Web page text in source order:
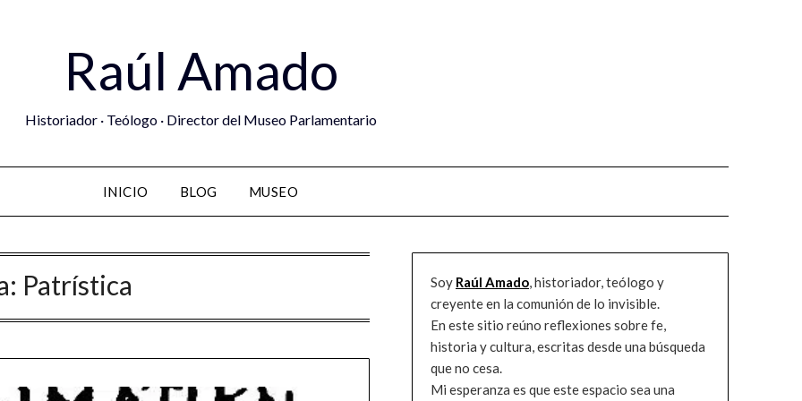
Raúl Amado
Historiador · Teólogo · Director del Museo Parlamentario
INICIO BLOG MUSEO
Patrística Soy Raúl Amado, historiador, teólogo y
creyente en la comunión de lo invisible.
En este sitio reúno reflexiones sobre fe,
historia y cultura, escritas desde una búsqueda
que no cesa.
Mi esperanza es que este espacio sea una